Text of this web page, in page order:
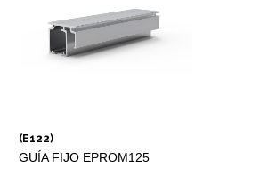
GUÍA FIJO EPROM125
(E122)